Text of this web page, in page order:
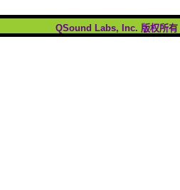
QSound Labs, Inc. 版权所有